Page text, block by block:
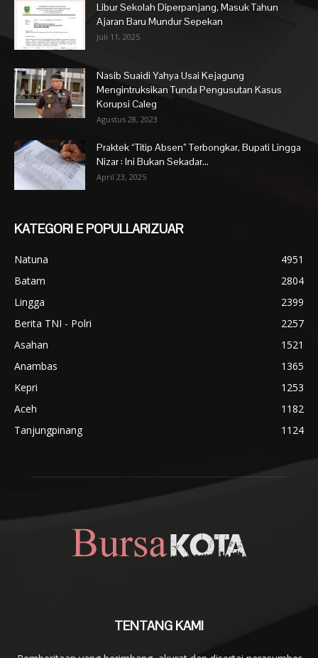
Libur Sekolah Diperpanjang, Masuk Tahun
Ajaran Baru Mundur Sepekan
Juli 11, 2025
Nasib Suaidi Yahya Usai Kejagung
Mengintruksikan Tunda Pengusutan Kasus
Korupsi Caleg
Agustus 28, 2023
Praktek “Titip Absen” Terbongkar, Bupati Lingga
Nizar : Ini Bukan Sekadar...
April 23, 2025
KATEGORI E POPULLARIZUAR
Natuna
4951
Batam
2804
Lingga
2399
Berita TNI - Polri
2257
Asahan
1521
Anambas
1365
Kepri
1253
Aceh
1182
Tanjungpinang
1124
TENTANG KAMI